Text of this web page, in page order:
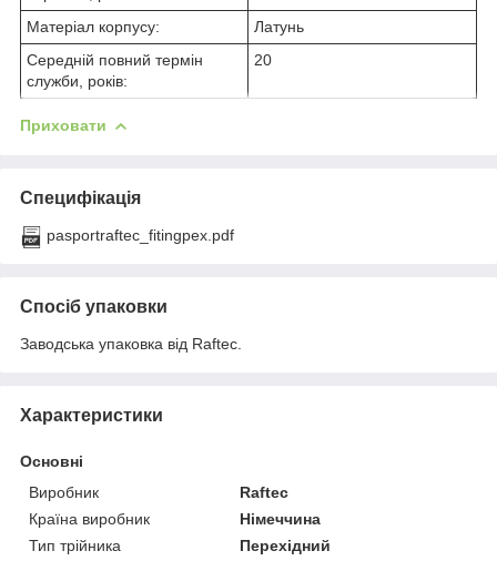
Матеріал корпусу:
Латунь
Середній повний термін
служби, років:
20
Приховати
Специфікація
pasportraftec_fitingpex.pdf
Спосіб упаковки
Заводська упаковка від Raftec.
Характеристики
Основні
Виробник
Raftec
Країна виробник
Німеччина
Тип трійника
Перехідний